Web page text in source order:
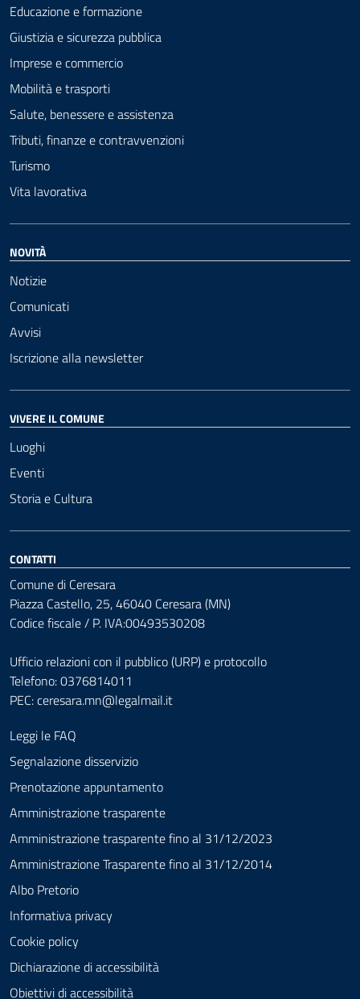
Educazione e formazione
Giustizia e sicurezza pubblica
Imprese e commercio
Mobilità e trasporti
Salute, benessere e assistenza
Tributi, finanze e contravvenzioni
Turismo
Vita lavorativa
NOVITÀ
Notizie
Comunicati
Avvisi
Iscrizione alla newsletter
VIVERE IL COMUNE
Luoghi
Eventi
Storia e Cultura
CONTATTI
Comune di Ceresara
Piazza Castello, 25, 46040 Ceresara (MN)
Codice fiscale / P. IVA:00493530208
Ufficio relazioni con il pubblico (URP) e protocollo
Telefono: 0376814011
PEC:ceresara.mn@legalmail.it
Leggi le FAQ
Segnalazione disservizio
Prenotazione appuntamento
Amministrazione trasparente
Amministrazione trasparente fino al 31/12/2023
Amministrazione Trasparente fino al 31/12/2014
Albo Pretorio
Informativa privacy
Cookie policy
Dichiarazione di accessibilità
Obiettivi di accessibilità